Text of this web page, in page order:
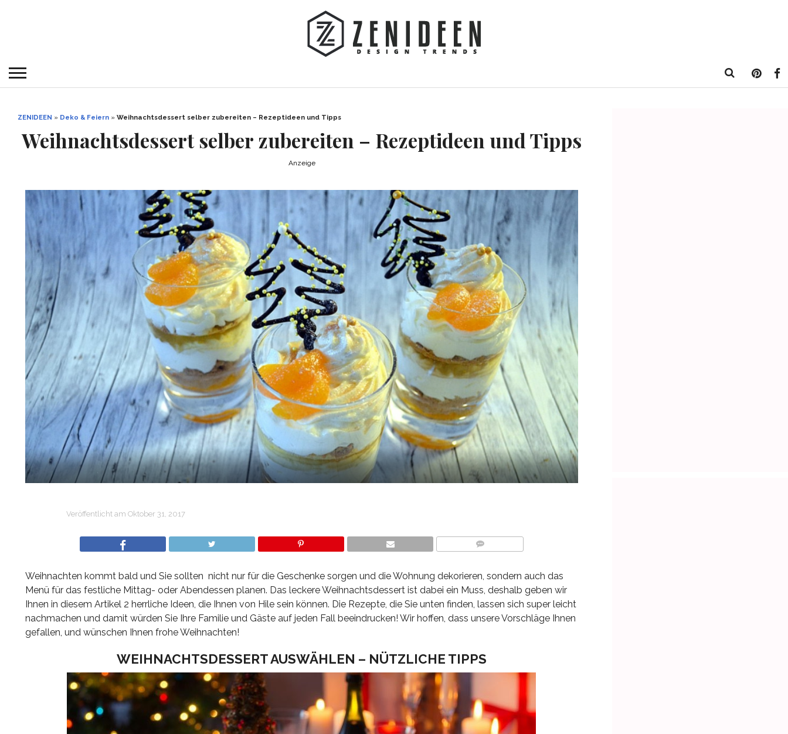
ZENIDEEN » Deko & Feiern » Weihnachtsdessert selber zubereiten – Rezeptideen und Tipps
Weihnachtsdessert selber zubereiten – Rezeptideen und Tipps
Anzeige
Veröffentlicht am Oktober 31, 2017
Weihnachten kommt bald und Sie sollten nicht nur für die Geschenke sorgen und die Wohnung dekorieren, sondern auch das
Menü für das festliche Mittag- oder Abendessen planen. Das leckere Weihnachtsdessert ist dabei ein Muss, deshalb geben wir
Ihnen in diesem Artikel 2 herrliche Ideen, die Ihnen von Hile sein können. Die Rezepte, die Sie unten finden, lassen sich super leicht
nachmachen und damit würden Sie Ihre Familie und Gäste auf jeden Fall beeindrucken! Wir hoffen, dass unsere Vorschläge Ihnen
gefallen, und wünschen Ihnen frohe Weihnachten!
WEIHNACHTSDESSERT AUSWÄHLEN – NÜTZLICHE TIPPS